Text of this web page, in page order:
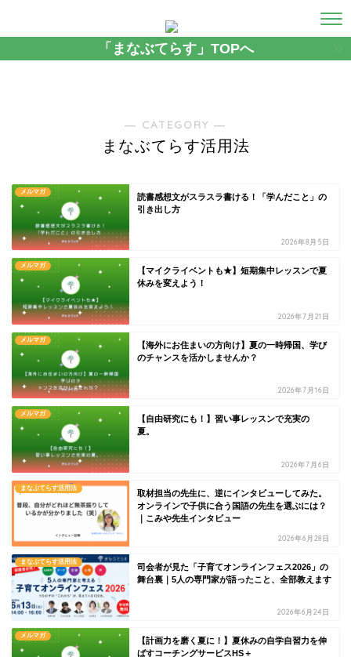
「まなぶてらす」TOPへ
― CATEGORY ―
まなぶてらす活用法
メルマガ
読書感想文がスラスラ書ける！「学んだこと」の
引き出し方
2026年8月5日
メルマガ
【マイクライベントも★】短期集中レッスンで夏
休みを変えよう！
2026年7月21日
メルマガ
【海外にお住まいの方向け】夏の一時帰国、学び
のチャンスを活かしませんか？
2026年7月16日
メルマガ
【自由研究にも！】習い事レッスンで充実の
夏。
2026年7月6日
まなぶてらす活用法
取材担当の先生に、逆にインタビューしてみた。
オンラインで子供に合う国語の先生を選ぶには？
｜こみや先生インタビュー
2026年6月28日
まなぶてらす活用法
司会者が見た「子育てオンラインフェス2026」の
舞台裏｜5人の専門家が語ったこと、全部教えます
2026年6月24日
メルマガ
【計画力を磨く夏に！】夏休みの自学自習力を伸
ばすコーチングサービスHS＋